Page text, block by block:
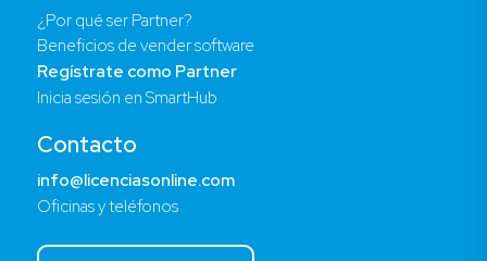
¿Por qué ser Partner?
Beneficios de vender software
Regístrate como Partner
Inicia sesión en SmartHub
Contacto
info@licenciasonline.com
Oficinas y teléfonos